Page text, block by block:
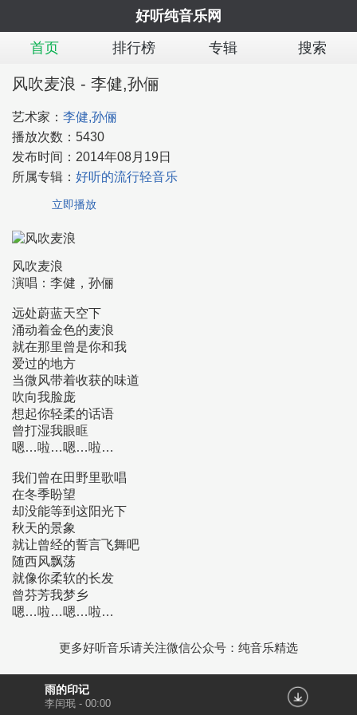
好听纯音乐网
首页
排行榜 专辑 搜索
风吹麦浪 - 李健,孙俪
艺术家： 李健,孙俪
播放次数： 5430
发布时间： 2014年08月19日
所属专辑： 好听的流行轻音乐
立即播放
风吹麦浪
演唱：李健，孙俪
远处蔚蓝天空下
涌动着金色的麦浪
就在那里曾是你和我
爱过的地方
当微风带着收获的味道
吹向我脸庞
想起你轻柔的话语
曾打湿我眼眶
嗯…啦…嗯…啦…
我们曾在田野里歌唱
在冬季盼望
却没能等到这阳光下
秋天的景象
就让曾经的誓言飞舞吧
随西风飘荡
就像你柔软的长发
曾芬芳我梦乡
嗯…啦…嗯…啦…
更多好听音乐请关注微信公众号：纯音乐精选
雨的印记
李闰珉 - 00:00